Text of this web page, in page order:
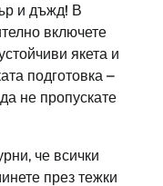
и дъжд! В
включете
якета и
подготовка –
не пропускате
че всички
през тежки